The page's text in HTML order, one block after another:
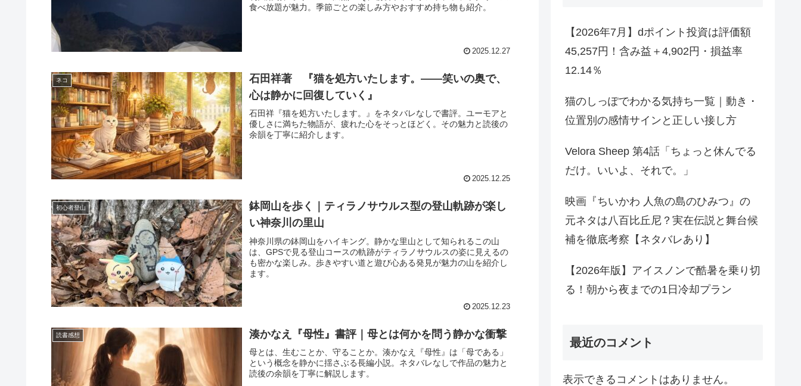
食べ放題が魅力。季節ごとの楽しみ方やおすすめ持ち物も紹介。
2025.12.27
ネコ
石田祥著 『猫を処方いたします。――笑いの奥で、
心は静かに回復していく』
石田祥『猫を処方いたします。』をネタバレなしで書評。ユーモアと
優しさに満ちた物語が、疲れた心をそっとほどく。その魅力と読後の
余韻を丁寧に紹介します。
2025.12.25
初心者登山
鉢岡山を歩く｜ティラノサウルス型の登山軌跡が楽し
い神奈川の里山
神奈川県の鉢岡山をハイキング。静かな里山として知られるこの山
は、GPSで見る登山コースの軌跡がティラノサウルスの姿に見えるの
も密かな楽しみ。歩きやすい道と遊び心ある発見が魅力の山を紹介し
ます。
2025.12.23
読書感想 湊かなえ『母性』書評｜母とは何かを問う静かな衝撃
母とは、生むことか、守ることか。湊かなえ『母性』は「母である」
という概念を静かに揺さぶる長編小説。ネタバレなしで作品の魅力と
読後の余韻を丁寧に解説します。
【2026年7月】dポイント投資は評価額
45,257円！含み益＋4,902円・損益率
12.14％
猫のしっぽでわかる気持ち一覧｜動き・
位置別の感情サインと正しい接し方
Velora Sheep 第4話「ちょっと休んでる
だけ。いいよ、それで。」
映画『ちいかわ 人魚の島のひみつ』の
元ネタは八百比丘尼？実在伝説と舞台候
補を徹底考察【ネタバレあり】
【2026年版】アイスノンで酷暑を乗り切
る！朝から夜までの1日冷却プラン
最近のコメント
表示できるコメントはありません。